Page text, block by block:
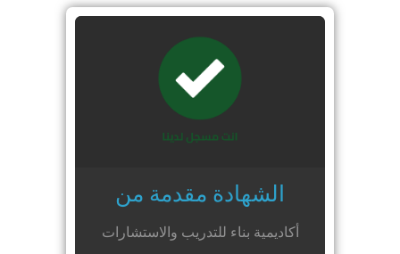
الشهادة مقدمة من
أكاديمية بناء للتدريب والاستشارات